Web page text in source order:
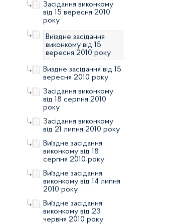
Засідання виконкому
від 15 вересня 2010
року
Виїздне засідання
виконкому від 15
вересня 2010 року
Виздне засідання від 15
вересня 2010 року
Засідання виконкому
від 18 серпня 2010
року
Засідання виконкому
від 21 липня 2010 року
Виїздне засідання
виконкому від 18
серпня 2010 року
Виїздне засідання
виконкому від 14 липня
2010 року
Виїздне засідання
виконкому від 23
червня 2010 року